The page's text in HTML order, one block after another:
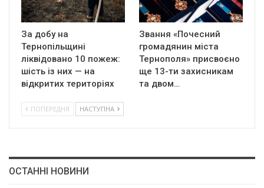
За добу на
Тернопільщині
ліквідовано 10 пожеж:
шість із них — на
відкритих територіях
Звання «Почесний
громадянин міста
Тернополя» присвоєно
ще 13-ти захисникам
та двом…
ПОПЕРЕДНЯ НАСТУПНА
ОСТАННІ НОВИНИ